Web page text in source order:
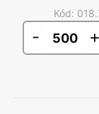
Kód:
- +